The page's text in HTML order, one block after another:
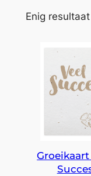
Enig resultaat
Groeikaart